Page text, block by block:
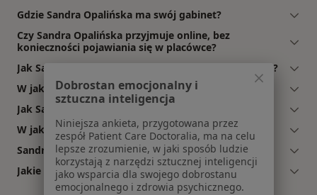
Gdzie Sandra Opalińska ma swój gabinet?
Czy Sandra Opalińska przyjmuje online, bez
konieczności pojawiania się w placówce?
Jak Sandra Opalińska akceptuje płatności po wizycie?
W jakich językach konsultuje Sandra Opalińska?
Jak Sandra Opalińska umawia wizyty?
W jakich godzinach przyjmuje Sandra Opalińska?
Sandra Opalińska: co mówią pacjenci?
Jakie ubezpieczenia akceptuje Sandra Opalińska?
Dobrostan emocjonalny i
sztuczna inteligencja
Niniejsza ankieta, przygotowana przez
zespół Patient Care Doctoralia, ma na celu
lepsze zrozumienie, w jaki sposób ludzie
korzystają z narzędzi sztucznej inteligencji
jako wsparcia dla swojego dobrostanu
emocjonalnego i zdrowia psychicznego.